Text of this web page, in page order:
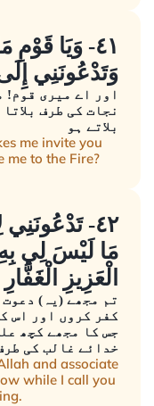
٤١- وَيَا
وَتَدْعُونَنِي إِلَى
اور اے میری قوم!
نجات کی طرف
بلاتے ہو
me invite you
to the Fire?
٤٢-
مَا لَيْسَ لِي
الْعَزِيزِ الْغَفَّارِ
تم مجھے (یہ)
کفر کروں اور اس
جس کا مجھے کچھ
خدائے غالب کی
and associate
while I call you